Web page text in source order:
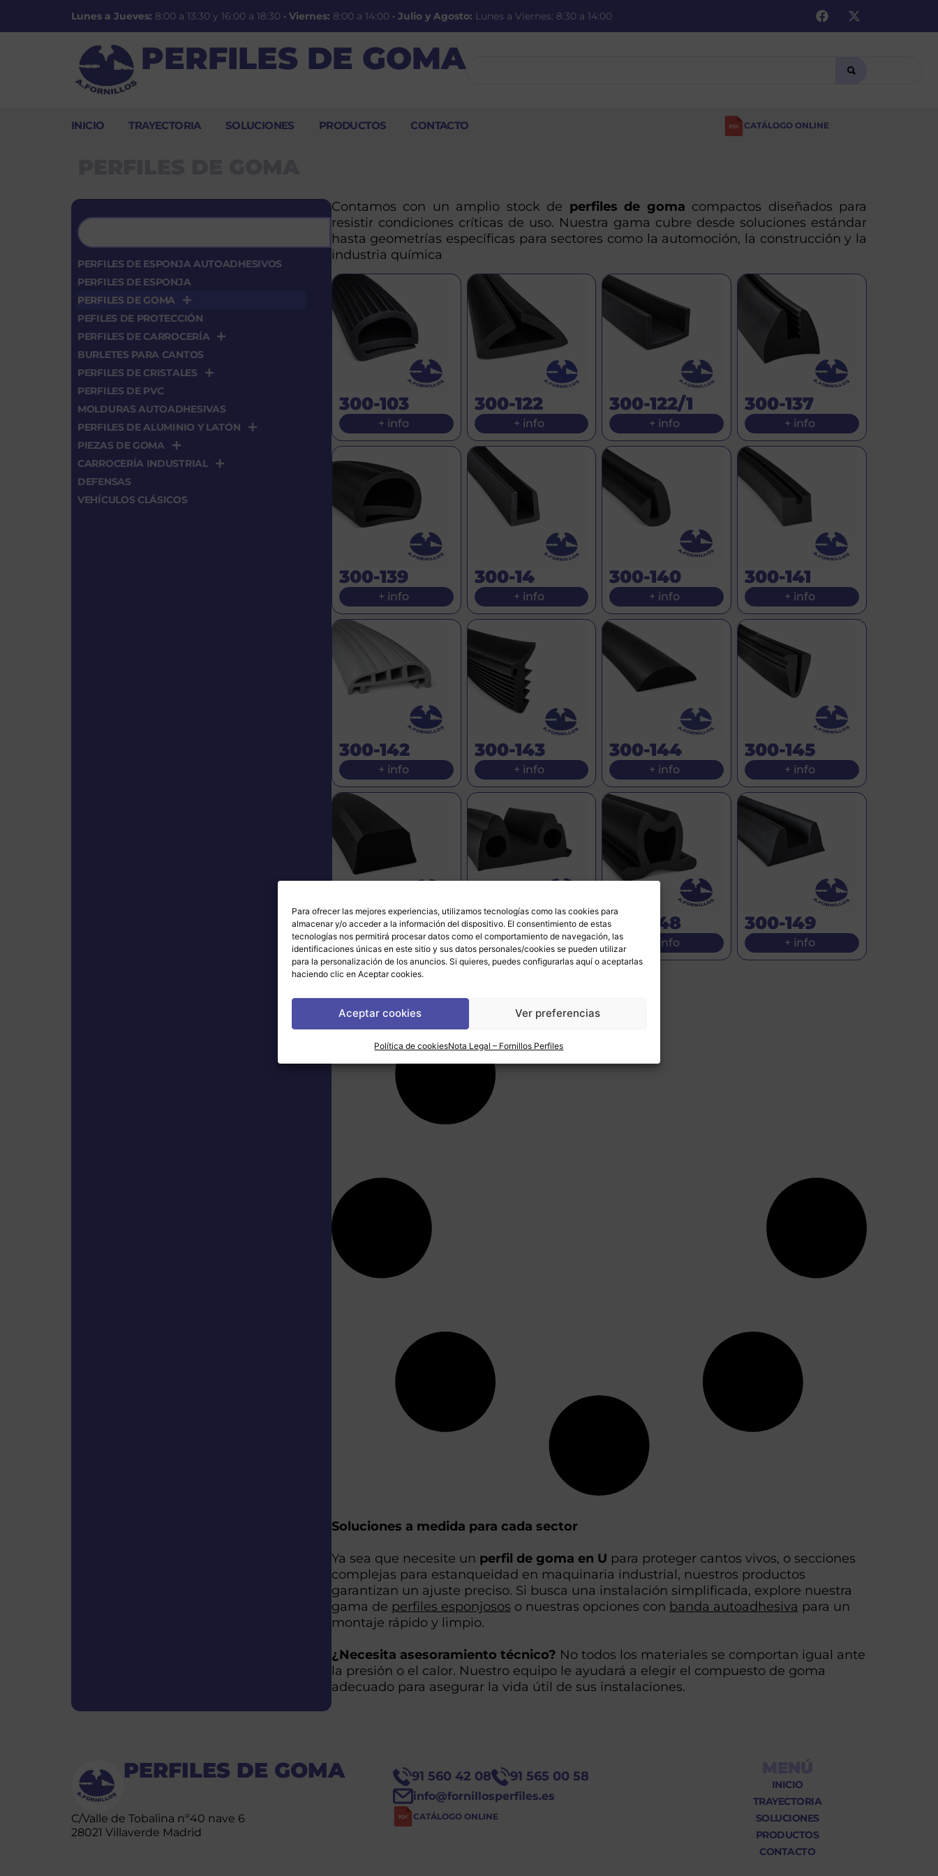
Para ofrecer las mejores experiencias, utilizamos tecnologías como las cookies para
almacenar y/o acceder a la información del dispositivo. El consentimiento de estas
tecnologías nos permitirá procesar datos como el comportamiento de navegación, las
identificaciones únicas en este sitio y sus datos personales/cookies se pueden utilizar
para la personalización de los anuncios. Si quieres, puedes configurarlas aquí o aceptarlas
haciendo clic en Aceptar cookies.
Aceptar cookies Ver preferencias
Política de cookiesNota Legal – Fornillos Perfiles
Lunes a Jueves: 8:00 a 13:30 y 16:00 a 18:30 · Viernes: 8:00 a 14:00 · Julio y Agosto: Lunes a Viernes: 8:30 a 14:00
PERFILES DE GOMA
INICIO TRAYECTORIA SOLUCIONES PRODUCTOS CONTACTO CATÁLOGO ONLINE
Buscar
PERFILES DE ESPONJA AUTOADHESIVOS
PERFILES DE ESPONJA
PERFILES DE GOMA
PEFILES DE PROTECCIÓN
PERFILES DE CARROCERÍA
BURLETES PARA CANTOS
PERFILES DE CRISTALES
PERFILES DE PVC
MOLDURAS AUTOADHESIVAS
PERFILES DE ALUMINIO Y LATÓN
PIEZAS DE GOMA
CARROCERÍA INDUSTRIAL
DEFENSAS
VEHÍCULOS CLÁSICOS
Contamos con un amplio stock de perfiles de goma compactos diseñados para
resistir condiciones críticas de uso. Nuestra gama cubre desde soluciones estándar
hasta geometrías específicas para sectores como la automoción, la construcción y la
industria química
300-103
+ info
300-122
+ info
300-122/1
+ info
300-137
+ info
300-139
+ info
300-14
+ info
300-140
+ info
300-141
+ info
300-142
+ info
300-143
+ info
300-144
+ info
300-145
+ info
300-146
+ info
300-147
+ info
300-148
+ info
300-149
+ info
Soluciones a medida para cada sector
Ya sea que necesite un perfil de goma en U para proteger cantos vivos, o secciones
complejas para estanqueidad en maquinaria industrial, nuestros productos
garantizan un ajuste preciso. Si busca una instalación simplificada, explore nuestra
gama de perfiles esponjosos o nuestras opciones con banda autoadhesiva para un
montaje rápido y limpio.
¿Necesita asesoramiento técnico? No todos los materiales se comportan igual ante
la presión o el calor. Nuestro equipo le ayudará a elegir el compuesto de goma
adecuado para asegurar la vida útil de sus instalaciones.
PERFILES DE GOMA
C/Valle de Tobalina nº40 nave 6
28021 Villaverde Madrid
91 560 42 08 91 565 00 58
info@fornillosperfiles.es
CATÁLOGO ONLINE
INICIO
TRAYECTORIA
SOLUCIONES
PRODUCTOS
CONTACTO